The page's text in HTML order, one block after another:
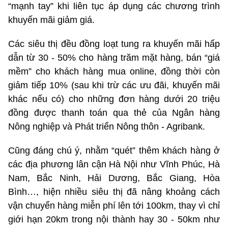
“mạnh tay” khi liên tục áp dụng các chương trình
khuyến mãi giảm giá.
Các siêu thị đều đồng loạt tung ra khuyến mãi hấp
dẫn từ 30 - 50% cho hàng trăm mặt hàng, bán “giá
mềm” cho khách hàng mua online, đồng thời còn
giảm tiếp 10% (sau khi trừ các ưu đãi, khuyến mãi
khác nếu có) cho những đơn hàng dưới 20 triệu
đồng được thanh toán qua thẻ của Ngân hàng
Nông nghiệp và Phát triển Nông thôn - Agribank.
Cũng đáng chú ý, nhằm “quét” thêm khách hàng ở
các địa phương lân cận Hà Nội như Vĩnh Phúc, Hà
Nam, Bắc Ninh, Hải Dương, Bắc Giang, Hòa
Bình…, hiện nhiều siêu thị đã nâng khoảng cách
vận chuyển hàng miễn phí lên tới 100km, thay vì chỉ
giới hạn 20km trong nội thành hay 30 - 50km như